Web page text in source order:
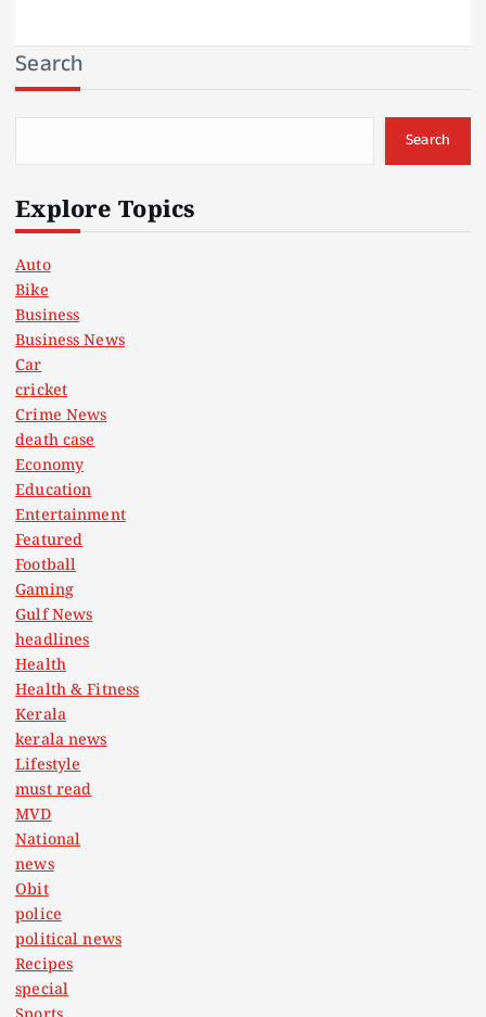
Search
Search
Explore Topics
Auto
Bike
Business
Business News
Car
cricket
Crime News
death case
Economy
Education
Entertainment
Featured
Football
Gaming
Gulf News
headlines
Health
Health & Fitness
Kerala
kerala news
Lifestyle
must read
MVD
National
news
Obit
police
political news
Recipes
special